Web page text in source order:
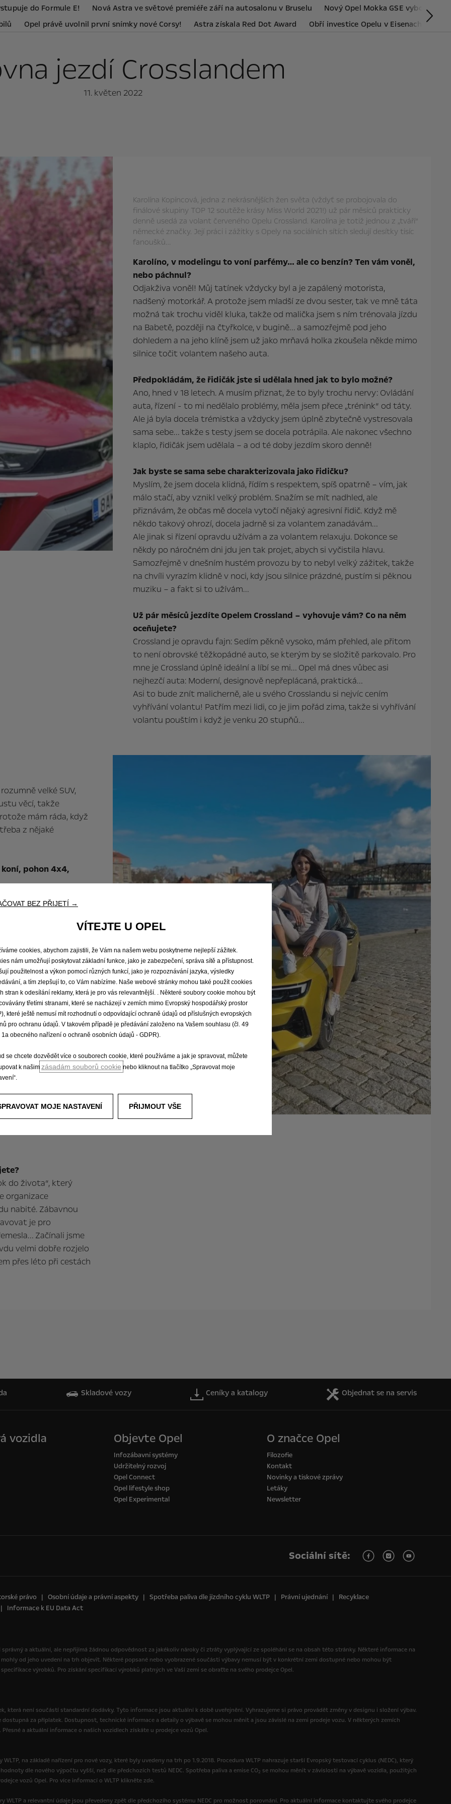
do Formule E! Nová Astra ve světové premiéře září na autosalonu v Bruselu
Nový Opel Mokka GSE vybojoval
Opel právě uvolnil první snímky nové Corsy! Astra získala Red Dot Award Obří investice Opelu v Eisenachu
jezdí Crosslandem
11. květen 2022
Karolína Kopíncová, jedna z nekrásnějších žen světa (vždyť se probojovala do
finálové skupiny TOP 12 soutěže krásy Miss World 2021!) už pár měsíců prakticky
denně usedá za volant červeného Opelu Crossland. Karolína je totiž jednou z „tváří“
německé značky. Její práci i zážitky s Opely na sociálních sítích sledují desítky tisíc
fanoušků…
Karolíno, v modelingu to voní parfémy… ale co benzín? Ten vám voněl,
nebo páchnul?
Odjakživa voněl! Můj tatínek vždycky byl a je zapálený motorista,
nadšený motorkář. A protože jsem mladší ze dvou sester, tak ve mně táta
možná tak trochu viděl kluka, takže od malička jsem s ním trénovala jízdu
na Babetě, později na čtyřkolce, v bugině… a samozřejmě pod jeho
dohledem a na jeho klíně jsem už jako mrňavá holka zkoušela někde mimo
silnice točit volantem našeho auta.
Předpokládám, že řidičák jste si udělala hned jak to bylo možné?
Ano, hned v 18 letech. A musím přiznat, že to byly trochu nervy: Ovládání
auta, řízení - to mi nedělalo problémy, měla jsem přece „trénink“ od táty.
Ale já byla docela trémistka a vždycky jsem úplně zbytečně vystresovala
sama sebe… takže s testy jsem se docela potrápila. Ale nakonec všechno
klaplo, řidičák jsem udělala – a od té doby jezdím skoro denně!
Jak byste se sama sebe charakterizovala jako řidičku?
Myslím, že jsem docela klidná, řídím s respektem, spíš opatrně – vím, jak
málo stačí, aby vznikl velký problém. Snažím se mít nadhled, ale
přiznávám, že občas mě docela vytočí nějaký agresivní řidič. Když mě
někdo takový ohrozí, docela jadrně si za volantem zanadávám…
Ale jinak si řízení opravdu užívám a za volantem relaxuju. Dokonce se
někdy po náročném dni jdu jen tak projet, abych si vyčistila hlavu.
Samozřejmě v dnešním hustém provozu by to nebyl velký zážitek, takže
na chvíli vyrazím klidně v noci, kdy jsou silnice prázdné, pustím si pěknou
muziku – a fakt si to užívám…
Už pár měsíců jezdíte Opelem Crossland – vyhovuje vám? Co na něm
oceňujete?
Crossland je opravdu fajn: Sedím pěkně vysoko, mám přehled, ale přitom
to není obrovské těžkopádné auto, se kterým by se složitě parkovalo. Pro
mne je Crossland úplně ideální a líbí se mi… Opel má dnes vůbec asi
nejhezčí auta: Moderní, designově nepřeplácaná, praktická…
Asi to bude znít malicherně, ale u svého Crosslandu si nejvíc cením
vyhřívání volantu! Patřím mezi lidi, co je jim pořád zima, takže si vyhřívání
volantu pouštím i když je venku 20 stupňů…
velké SUV,
věcí, takže
mám ráda, když
z nějaké
koní, pohon 4x4,
moc líbí… třeba se k
už dostala tady v
bylo to prostě
maska, krásně
atraktivním žluto-
příjemně jezdí –
neposkakuje, vůbec
na benzín. Interiér
tak, že člověk
mobil s velkým
nádherný zážitek.
vrátit!
vypravila?
„expedici“ do
pro naši plánovanou
do života“, který
organizace
nabité. Zábavnou
je pro
Začínali jsme
velmi dobře rozjelo
přes léto při cestách
Skladové vozy Ceníky a katalogy Objednat se na servis
vozidla Objevte Opel
Infozábavní systémy
Udržitelný rozvoj
Opel Connect
Opel lifestyle shop
Opel Experimental
O značce Opel
Filozofie
Kontakt
Novinky a tiskové zprávy
Letáky
Newsletter
Sociální sítě:
právo Osobní údaje a právní aspekty Spotřeba paliva dle jízdního cyklu WLTP Právní ujednání
Recyklace
Informace k EU Data Act
a aktuální, ale nepřijímá žádnou odpovědnost za jakékoliv nároky či ztráty vyplývající ze spoléhání se na obsah této stránky. Některé informace na
od jeho uvedení na trh objevit. Některé popsané nebo vyobrazené součásti výbavy nemusí být v konkrétní zemi dostupné nebo mohou být
výrobků. Pro získání specifikací výrobků platných ve Vaší zemi se obraťte na svého prodejce Opel.
která není součástí standardní dodávky. Tyto informace jsou aktuální k době uveřejnění. Vyhrazujeme si právo provádět změny v designu i složení výbav.
za příplatek. Dostupnost, technické informace a detaily o výbavě se mohou měnit a jsou závislé na zemi prodeje vozu. V některých zemích
a aktuální informace o našich vozidlech získáte u prodejce vozů Opel.
na základě nařízení pro nové vozy, které byly uvedeny na trh po 1.9.2018. Procedura WLTP nahrazuje starší Evropský testovací cyklus (NEDC), který
dle nového výpočtu vyšší, než dle předchozích testů NEDC. Spotřeba paliva a emise CO2 se mohou měnit v závislosti na výbavě vozidla, použitých
vozů Opel. Pro více informací o WLTP klikněte zde.
WLTP a relevantní údaje jsou převedeny zpět dle předchozího systému NEDC pro možnost porovnání. Pro aktuální informace kontaktujte svého prodejce
BEZ PŘIJETÍ →
VÍTEJTE U OPEL
cookies, abychom zajistili, že Vám na našem webu poskytneme nejlepší zážitek.
nám umožňují poskytovat základní funkce, jako je zabezpečení, správa sítě a přístupnost.
použitelnost a výkon pomocí různých funkcí, jako je rozpoznávání jazyka, výsledky
a tím zlepšují to, co Vám nabízíme. Naše webové stránky mohou také použít cookies
stran k odesílání reklamy, která je pro vás relevantnější. . Některé soubory cookie mohou být
třetími stranami, které se nacházejí v zemích mimo Evropský hospodářský prostor
které ještě nemusí mít rozhodnutí o odpovídající ochraně údajů od příslušných evropských
pro ochranu údajů. V takovém případě je předávání založeno na Vašem souhlasu (čl. 49
1a obecného nařízení o ochraně osobních údajů - GDPR).
se chcete dozvědět více o souborech cookie, které používáme a jak je spravovat, můžete
k našim zásadám souborů cookie nebo kliknout na tlačítko „Spravovat moje
SPRAVOVAT MOJE NASTAVENÍ PŘIJMOUT VŠE